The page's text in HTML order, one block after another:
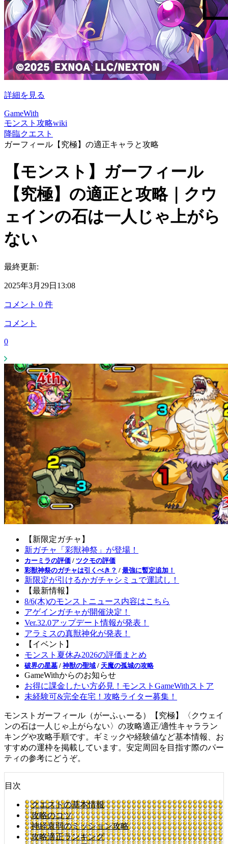
詳細を見る
GameWith
モンスト攻略wiki
降臨クエスト
ガーフィール【究極】の適正キャラと攻略
【モンスト】ガーフィール
【究極】の適正と攻略｜クウ
ェインの石は一人じゃ上がら
ない
最終更新:
2025年3月29日13:08
コメント 0 件
コメント
0
【新限定ガチャ】
新ガチャ「彩獣神祭」が登場！
カーミラの評価 / ツクモの評価
彩獣神祭のガチャは引くべき？ / 最強に暫定追加！
新限定が引けるかガチャシミュで運試し！
【最新情報】
8/6(木)のモンストニュース内容はこちら
アゲインガチャが開催決定！
Ver.32.0アップデート情報が発表！
アラミスの真獣神化が発表！
【イベント】
モンスト夏休み2026の評価まとめ
破界の星墓 / 神獣の聖域 / 天魔の孤城の攻略
GameWithからのお知らせ
お得に課金したい方必見！モンストGameWithストア
未経験可&完全在宅！攻略ライター募集！
モンストガーフィール（がーふぃーる）【究極】〈クウェイ
ンの石は一人じゃ上がらない〉の攻略適正/適性キャララン
キングや攻略手順です。ギミックや経験値など基本情報、お
すすめの運枠を掲載しています。安定周回を目指す際のパー
ティの参考にどうぞ。
目次
クエストの基本情報
攻略のコツ
神経衰弱のミッション攻略
攻略適正ランキング